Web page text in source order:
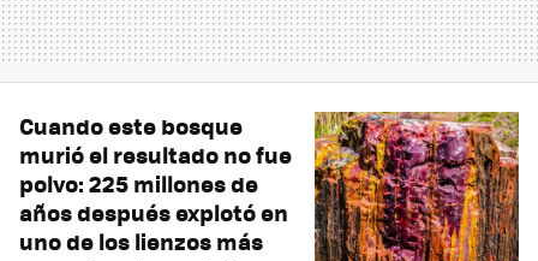
Cuando este bosque
murió el resultado no fue
polvo: 225 millones de
años después explotó en
uno de los lienzos más